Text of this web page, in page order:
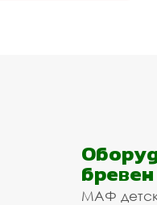
МАФ